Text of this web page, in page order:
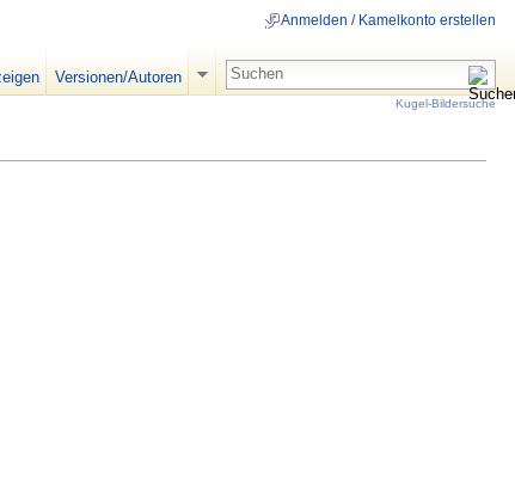
Anmelden / Kamelkonto erstellen
Versionen/Autoren
Kugel-Bildersuche